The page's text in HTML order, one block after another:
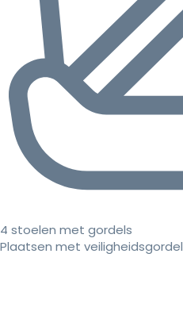
4 stoelen met gordels
Plaatsen met veiligheidsgordel